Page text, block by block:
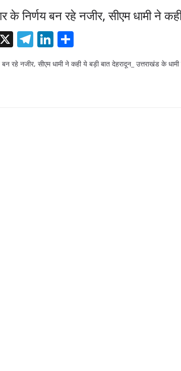
के निर्णय बन रहे नजीर, सीएम धामी ने
X T
el
e
Li
n
k
h
ar
रहे नजीर, सीएम धामी ने कही ये बड़ी बात देहरादून_ उत्तराखंड के